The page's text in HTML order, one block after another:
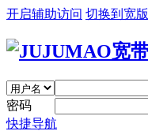
开启辅助访问 切换到宽版
密码
快捷导航